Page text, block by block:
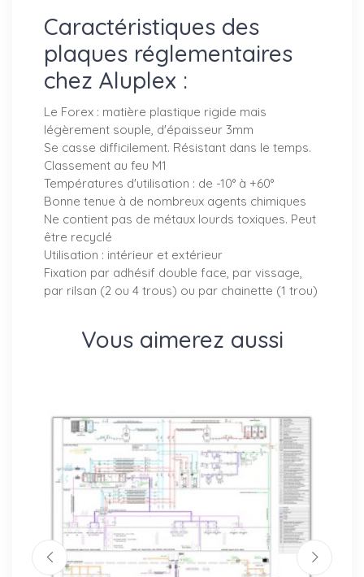
Caractéristiques des
plaques réglementaires
chez Aluplex :
Le Forex : matière plastique rigide mais
légèrement souple, d'épaisseur 3mm
Se casse difficilement. Résistant dans le temps.
Classement au feu M1
Températures d'utilisation : de -10° à +60°
Bonne tenue à de nombreux agents chimiques
Ne contient pas de métaux lourds toxiques. Peut
être recyclé
Utilisation : intérieur et extérieur
Fixation par adhésif double face, par vissage,
par rilsan (2 ou 4 trous) ou par chainette (1 trou)
Vous aimerez aussi